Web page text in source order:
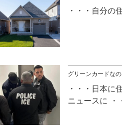
自分の
グリーンカードなの
日本に
ニュースに